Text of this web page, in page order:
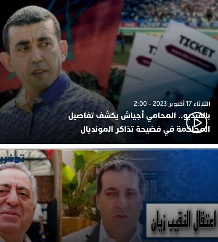
الثلاثاء 17 أكتوبر 2023 - 2:00
بالفيديو.. المحامي أجياش يكشف تفاصيل
المحاكمة في فضيحة تذاكر المونديال